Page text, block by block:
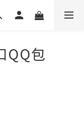
QQ包